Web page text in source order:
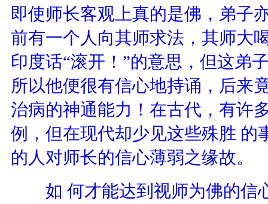
即使师长客观上真的是佛，弟子
前有一个人向其师求法，其师大
印度话“滚开！”的意思，但这弟
所以他便很有信心地持诵，后来
治病的神通能力！在古代，有许
例，但在现代却少见这些殊胜 的
的人对师长的信心薄弱之缘故。
如 何才能达到视师为佛的信